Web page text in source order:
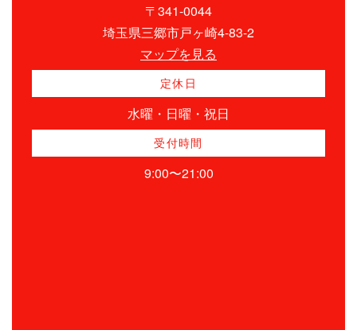
〒341-0044
埼玉県三郷市戸ヶ崎4-83-2
マップを見る
定休日
水曜・日曜・祝日
受付時間
9:00〜21:00